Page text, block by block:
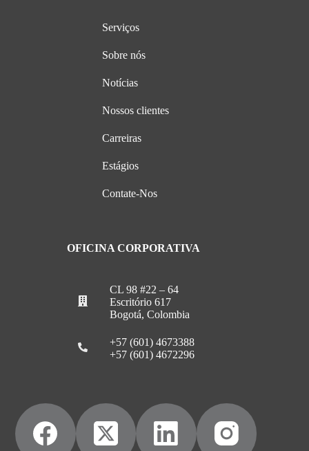
Serviços
Sobre nós
Notícias
Nossos clientes
Carreiras
Estágios
Contate-Nos
OFICINA CORPORATIVA
CL 98 #22 – 64
Escritório 617
Bogotá, Colombia
+57 (601) 4673388
+57 (601) 4672296